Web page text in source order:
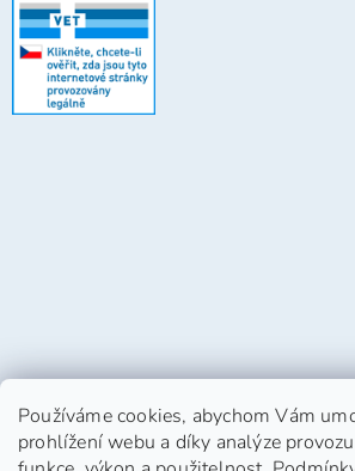
Používáme cookies, abychom Vám
prohlížení webu a díky analýze